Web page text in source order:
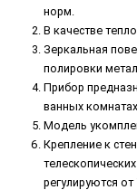
норм.
В качестве
Зеркальная
полировки
Прибор
ванных комнатах.
Модель
Крепление к
регулируются